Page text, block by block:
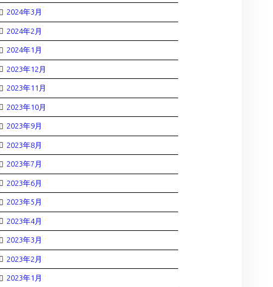
2024年3月
2024年2月
2024年1月
2023年12月
2023年11月
2023年10月
2023年9月
2023年8月
2023年7月
2023年6月
2023年5月
2023年4月
2023年3月
2023年2月
2023年1月